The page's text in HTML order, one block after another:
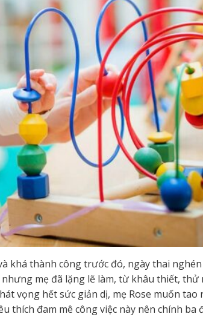
khá thành công trước đó, ngày thai nghén
mẹ đã lặng lẽ làm, từ khâu thiết,
vọng hết sức giản dị, mẹ Rose muốn
thích đam mê công việc này nên chính